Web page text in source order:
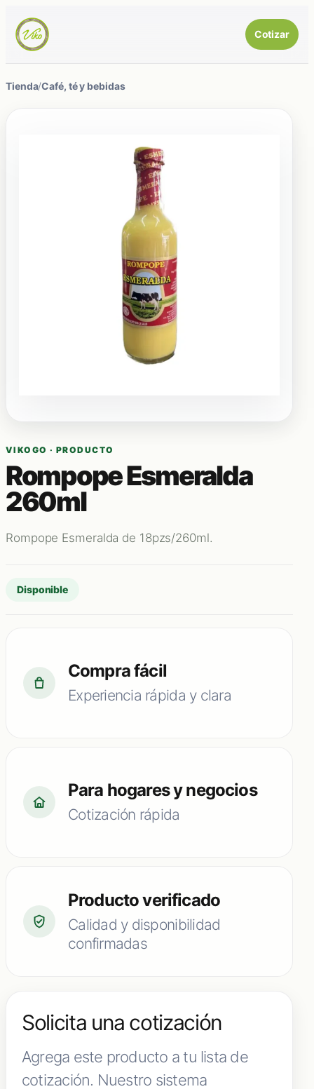
Cotizar
Tienda/Café, té y bebidas
VIKOGO · PRODUCTO
Rompope Esmeralda
260ml
Rompope Esmeralda de 18pzs/260ml.
Disponible
Compra fácil
Experiencia rápida y clara
Para hogares y negocios
Cotización rápida
Producto verificado
Calidad y disponibilidad
confirmadas
Solicita una cotización
Agrega este producto a tu lista de
cotización. Nuestro sistema